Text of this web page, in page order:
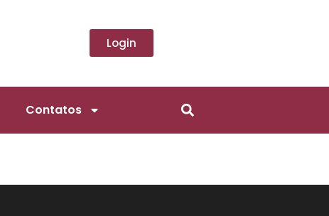
Login
Contatos